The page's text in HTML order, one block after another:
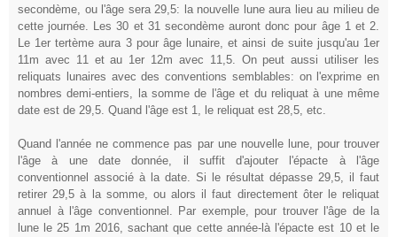
secondème, ou l'âge sera 29,5: la nouvelle lune aura lieu au milieu de
cette journée. Les 30 et 31 secondème auront donc pour âge 1 et 2.
Le 1er tertème aura 3 pour âge lunaire, et ainsi de suite jusqu'au 1er
11m avec 11 et au 1er 12m avec 11,5. On peut aussi utiliser les
reliquats lunaires avec des conventions semblables: on l'exprime en
nombres demi-entiers, la somme de l'âge et du reliquat à une même
date est de 29,5. Quand l'âge est 1, le reliquat est 28,5, etc.
Quand l'année ne commence pas par une nouvelle lune, pour trouver
l'âge à une date donnée, il suffit d'ajouter l'épacte à l'âge
conventionnel associé à la date. Si le résultat dépasse 29,5, il faut
retirer 29,5 à la somme, ou alors il faut directement ôter le reliquat
annuel à l'âge conventionnel. Par exemple, pour trouver l'âge de la
lune le 25 1m 2016, sachant que cette année-là l'épacte est 10 et le